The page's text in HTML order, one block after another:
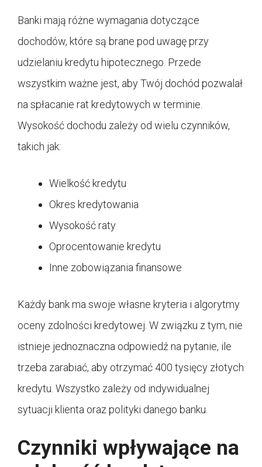
Banki mają różne wymagania dotyczące
dochodów, które są brane pod uwagę przy
udzielaniu kredytu hipotecznego. Przede
wszystkim ważne jest, aby Twój dochód pozwalał
na spłacanie rat kredytowych w terminie.
Wysokość dochodu zależy od wielu czynników,
takich jak:
Wielkość kredytu
Okres kredytowania
Wysokość raty
Oprocentowanie kredytu
Inne zobowiązania finansowe
Każdy bank ma swoje własne kryteria i algorytmy
oceny zdolności kredytowej. W związku z tym, nie
istnieje jednoznaczna odpowiedź na pytanie, ile
trzeba zarabiać, aby otrzymać 400 tysięcy złotych
kredytu. Wszystko zależy od indywidualnej
sytuacji klienta oraz polityki danego banku.
Czynniki wpływające na